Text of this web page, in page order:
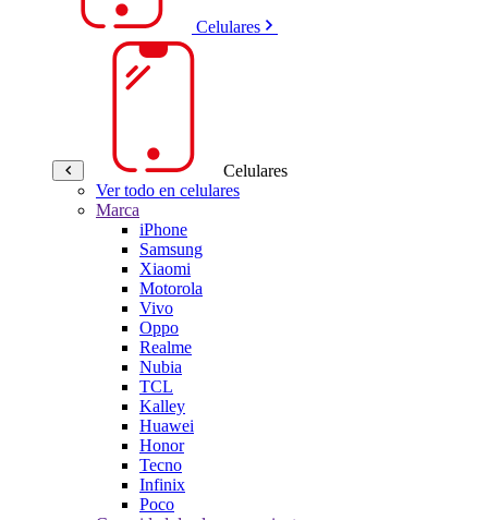
Celulares
Celulares
Ver todo en celulares
Marca
iPhone
Samsung
Xiaomi
Motorola
Vivo
Oppo
Realme
Nubia
TCL
Kalley
Huawei
Honor
Tecno
Infinix
Poco